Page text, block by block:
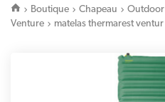
Boutique Chapeau Outdoor
Venture
matelas thermarest ventur